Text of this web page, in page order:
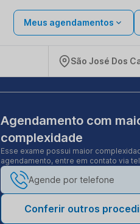
Meus agendamentos
São José Dos
Agendamento com
complexidade
Esse exame possui maior
agendamento, entre em contato via
Agende por telefone
Conferir outros